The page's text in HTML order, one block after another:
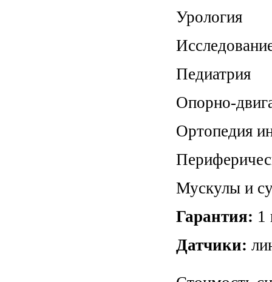
Урология
Педиатрия
Опорно-
Ортопедия
Мускулы и
Гарантия: 1
Датчики: